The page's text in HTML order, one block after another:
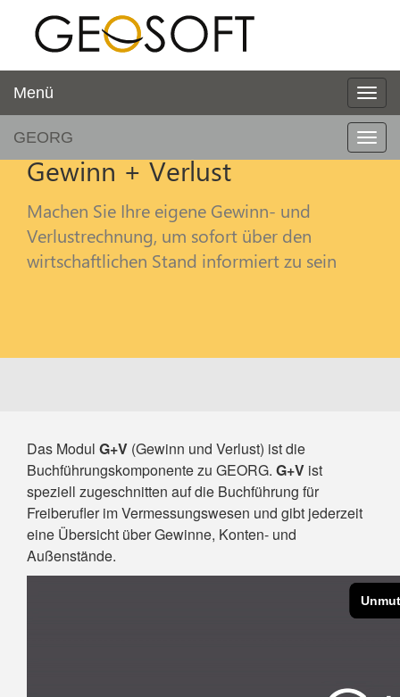
Menü
GEORG
Gewinn + Verlust
Machen Sie Ihre eigene Gewinn- und
Verlustrechnung, um sofort über den
wirtschaftlichen Stand informiert zu sein
Das Modul G+V (Gewinn und Verlust) ist die
Buchführungskomponente zu GEORG. G+V ist
speziell zugeschnitten auf die Buchführung für
Freiberufler im Vermessungswesen und gibt jederzeit
eine Übersicht über Gewinne, Konten- und
Außenstände.